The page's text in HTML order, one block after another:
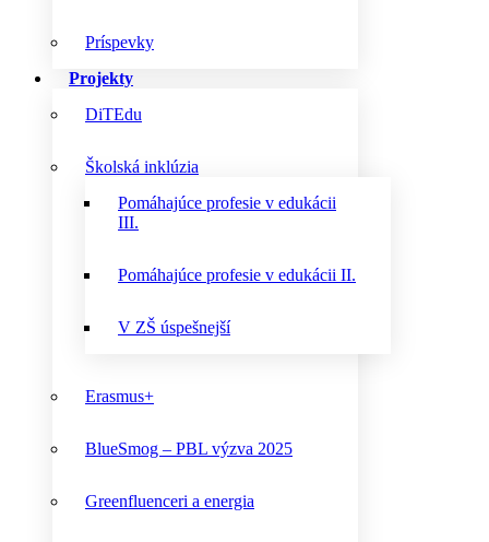
Príspevky
Projekty
DiTEdu
Školská inklúzia
Pomáhajúce profesie v edukácii
III.
Pomáhajúce profesie v edukácii II.
V ZŠ úspešnejší
Erasmus+
BlueSmog – PBL výzva 2025
Greenfluenceri a energia